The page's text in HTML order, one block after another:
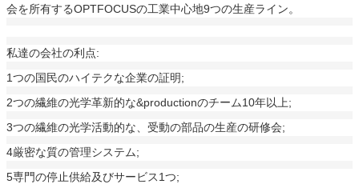
会を所有するOPTFOCUSの工業中心地9つの生産ライン。
私達の会社の利点:
1つの国民のハイテクな企業の証明;
2つの繊維の光学革新的な&productionのチーム10年以上;
3つの繊維の光学活動的な、受動の部品の生産の研修会;
4厳密な質の管理システム;
5専門の停止供給及びサービス1つ;